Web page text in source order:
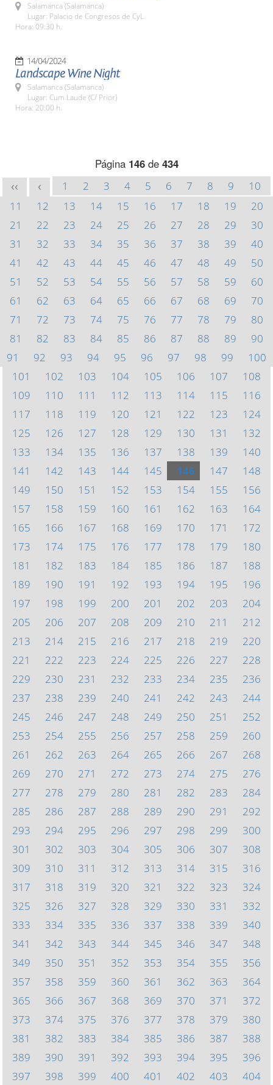
Salamanca (Salamanca)
Lugar: Palacio de Congresos de CyL
Hora: 09:30 h.
14/04/2024
Landscape Wine Night
Salamanca (Salamanca)
Lugar: Cum Laude (C/ Prior)
Hora: 20:00 h.
Página 146de 434
<< < 1 2 3 4 5 6 7 8 9
10
11
12 13 14 15 16 17 18 19
20
21
22 23 24 25 26 27 28 29
30
31
32 33 34 35 36 37 38 39
40
41
42 43 44 45 46 47 48 49
50
51
52 53 54 55 56 57 58 59
60
61
62 63 64 65 66 67 68 69
70
71
72 73 74 75 76 77 78 79
80
81
82 83 84 85 86 87 88 89
90
91
92 93 94 95 96 97 98 99
100
101
102 103 104 105 106 107
108
109
110 111 112 113 114 115
116
117
118 119 120 121 122 123
124
125
126 127 128 129 130 131
132
133
134 135 136 137 138 139
140
141
142 143 144 145 146 147
148
149
150 151 152 153 154 155
156
157
158 159 160 161 162 163
164
165
166 167 168 169 170 171
172
173
174 175 176 177 178 179
180
181
182 183 184 185 186 187
188
189
190 191 192 193 194 195
196
197
198 199 200 201 202 203
204
205
206 207 208 209 210 211
212
213
214 215 216 217 218 219
220
221
222 223 224 225 226 227
228
229
230 231 232 233 234 235
236
237
238 239 240 241 242 243
244
245
246 247 248 249 250 251
252
253
254 255 256 257 258 259
260
261
262 263 264 265 266 267
268
269
270 271 272 273 274 275
276
277
278 279 280 281 282 283
284
285
286 287 288 289 290 291
292
293
294 295 296 297 298 299
300
301
302 303 304 305 306 307
308
309
310 311 312 313 314 315
316
317
318 319 320 321 322 323
324
325
326 327 328 329 330 331
332
333
334 335 336 337 338 339
340
341
342 343 344 345 346 347
348
349
350 351 352 353 354 355
356
357
358 359 360 361 362 363
364
365
366 367 368 369 370 371
372
373
374 375 376 377 378 379
380
381
382 383 384 385 386 387
388
389
390 391 392 393 394 395
396
397
398 399 400 401 402 403 404